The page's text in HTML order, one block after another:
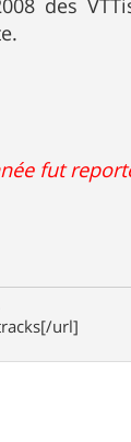
des
fut
url]